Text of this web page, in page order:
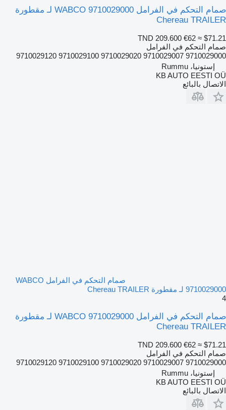
صمام التحكم في الفرامل WABCO 9710029000 لـ مقطورة
Chereau TRAILER
TND 209.600 €62 ≈ $71.21
صمام التحكم في الفرامل
9710029000 9710029007 9710029020 9710029100 9710029120
إستونيا، Rummu
KB AUTO EESTI OÜ
الاتصال بالبائع
صمام التحكم في الفرامل WABCO
9710029000 لـ مقطورة Chereau TRAILER
4
صمام التحكم في الفرامل WABCO 9710029000 لـ مقطورة
Chereau TRAILER
TND 209.600 €62 ≈ $71.21
صمام التحكم في الفرامل
9710029000 9710029007 9710029020 9710029100 9710029120
إستونيا، Rummu
KB AUTO EESTI OÜ
الاتصال بالبائع